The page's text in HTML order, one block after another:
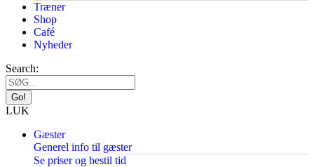
Træner
Shop
Café
Nyheder
Search:
LUK
Gæster
Generel info til gæster
Se priser og bestil tid